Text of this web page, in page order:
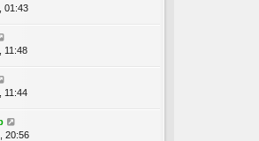
01:43
11:48
11:44
20:56